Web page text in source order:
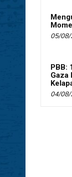
05/
PBB:
Gaza
04/